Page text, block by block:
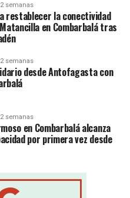
semanas
a restablecer la conectividad
en Combarbalá tras
semanas
desde Antofagasta con
semanas
en Combarbalá alcanza
por primera vez desde